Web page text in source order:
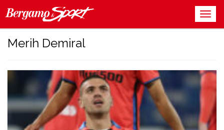
Merih Demiral